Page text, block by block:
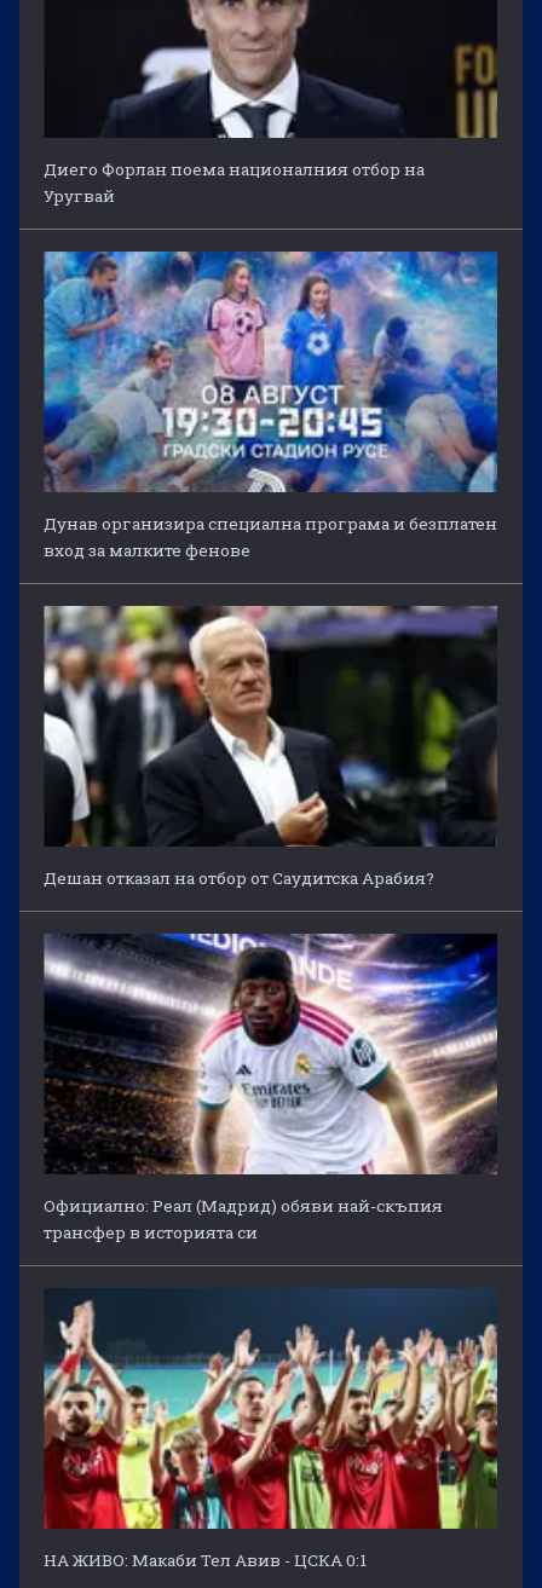
Диего Форлан поема националния отбор на
Уругвай
Дунав организира специална програма и безплатен
вход за малките фенове
Дешан отказал на отбор от Саудитска Арабия?
Официално: Реал (Мадрид) обяви най-скъпия
трансфер в историята си
НА ЖИВО: Макаби Тел Авив - ЦСКА 0:1